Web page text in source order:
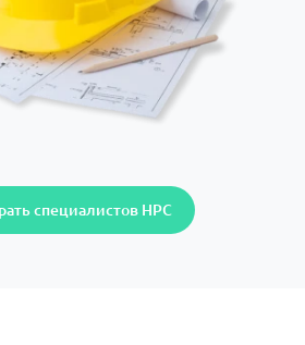
специалистов НРС